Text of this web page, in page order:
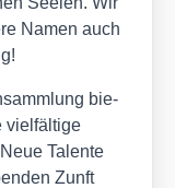
Namen auch
bie­
viel­fäl­ti­ge
Talen­te
Zunft